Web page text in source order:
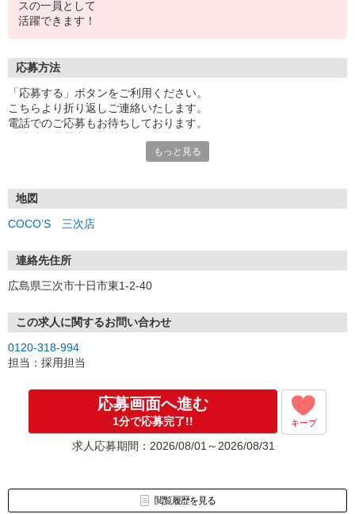
スの一員として
活躍できます！
応募方法
「応募する」ボタンをご利用ください。
こちらより折り返しご連絡いたします。
電話でのご応募もお待ちしております。
もっと見る
地図
COCO’S 三次店
連絡先住所
広島県三次市十日市東1-2-40
この求人に関するお問い合わせ
0120-318-994
担当：採用担当
応募画面へ進む
1分で応募完了!! キープ
求人応募期間：2026/08/01～2026/08/31
閲覧履歴を見る